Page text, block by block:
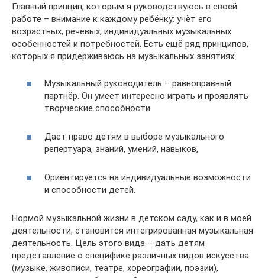
Главный принцип, которым я руководствуюсь в своей
работе – внимание к каждому ребёнку: учёт его
возрастных, речевых, индивидуальных музыкальных
особенностей и потребностей. Есть ещё ряд принципов,
которых я придерживаюсь на музыкальных занятиях:
Музыкальный руководитель – равноправный
партнёр. Он умеет интересно играть и проявлять
творческие способности.
Дает право детям в выборе музыкального
репертуара, знаний, умений, навыков,
Ориентируется на индивидуальные возможности
и способности детей.
Нормой музыкальной жизни в детском саду, как и в моей
деятельности, становится интегрированная музыкальная
деятельность. Цель этого вида – дать детям
представление о специфике различных видов искусства
(музыке, живописи, театре, хореографии, поэзии),